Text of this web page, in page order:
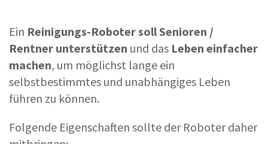
Ein Reinigungs-Roboter soll Senioren /
Rentner unterstützen und das Leben einfacher
machen, um möglichst lange ein
selbstbestimmtes und unabhängiges Leben
führen zu können.
Folgende Eigenschaften sollte der Roboter daher